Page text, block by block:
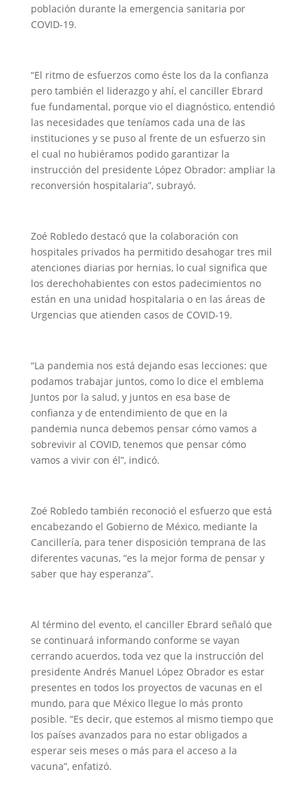
población durante la emergencia sanitaria por
COVID-19.
“El ritmo de esfuerzos como éste los da la confianza
pero también el liderazgo y ahí, el canciller Ebrard
fue fundamental, porque vio el diagnóstico, entendió
las necesidades que teníamos cada una de las
instituciones y se puso al frente de un esfuerzo sin
el cual no hubiéramos podido garantizar la
instrucción del presidente López Obrador: ampliar la
reconversión hospitalaria”, subrayó.
Zoé Robledo destacó que la colaboración con
hospitales privados ha permitido desahogar tres mil
atenciones diarias por hernias, lo cual significa que
los derechohabientes con estos padecimientos no
están en una unidad hospitalaria o en las áreas de
Urgencias que atienden casos de COVID-19.
“La pandemia nos está dejando esas lecciones: que
podamos trabajar juntos, como lo dice el emblema
Juntos por la salud, y juntos en esa base de
confianza y de entendimiento de que en la
pandemia nunca debemos pensar cómo vamos a
sobrevivir al COVID, tenemos que pensar cómo
vamos a vivir con él”, indicó.
Zoé Robledo también reconoció el esfuerzo que está
encabezando el Gobierno de México, mediante la
Cancillería, para tener disposición temprana de las
diferentes vacunas, “es la mejor forma de pensar y
saber que hay esperanza”.
Al término del evento, el canciller Ebrard señaló que
se continuará informando conforme se vayan
cerrando acuerdos, toda vez que la instrucción del
presidente Andrés Manuel López Obrador es estar
presentes en todos los proyectos de vacunas en el
mundo, para que México llegue lo más pronto
posible. “Es decir, que estemos al mismo tiempo que
los países avanzados para no estar obligados a
esperar seis meses o más para el acceso a la
vacuna”, enfatizó.